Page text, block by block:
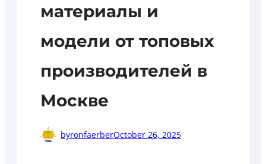
материалы и
модели от топовых
производителей в
Москве
byronfaerberOctober 26, 2025